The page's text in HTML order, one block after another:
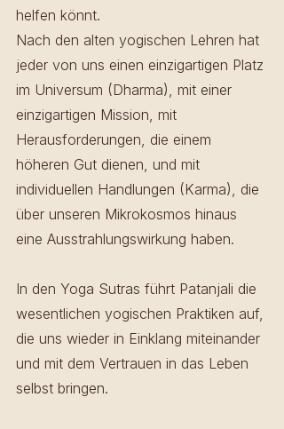
helfen könnt.
Nach den alten yogischen Lehren hat
jeder von uns einen einzigartigen Platz
im Universum (Dharma), mit einer
einzigartigen Mission, mit
Herausforderungen, die einem
höheren Gut dienen, und mit
individuellen Handlungen (Karma), die
über unseren Mikrokosmos hinaus
eine Ausstrahlungswirkung haben.
In den Yoga Sutras führt Patanjali die
wesentlichen yogischen Praktiken auf,
die uns wieder in Einklang miteinander
und mit dem Vertrauen in das Leben
selbst bringen.